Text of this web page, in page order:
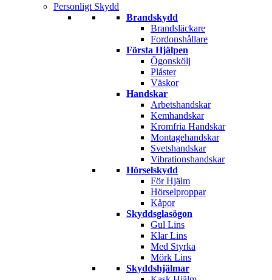
Personligt Skydd
Brandskydd
Brandsläckare
Fordonshållare
Första Hjälpen
Ögonskölj
Plåster
Väskor
Handskar
Arbetshandskar
Kemhandskar
Kromfria Handskar
Montagehandskar
Svetshandskar
Vibrationshandskar
Hörselskydd
För Hjälm
Hörselproppar
Kåpor
Skyddsglasögon
Gul Lins
Klar Lins
Med Styrka
Mörk Lins
Skyddshjälmar